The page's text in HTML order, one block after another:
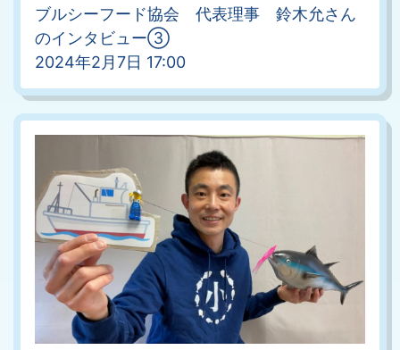
ブルシーフード協会 代表理事 鈴木允さん
のインタビュー③
2024年2月7日 17:00